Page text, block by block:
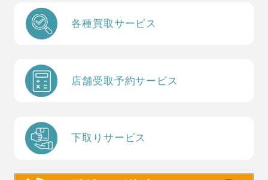
各種買取サービス
店舗受取予約サービス
下取りサービス